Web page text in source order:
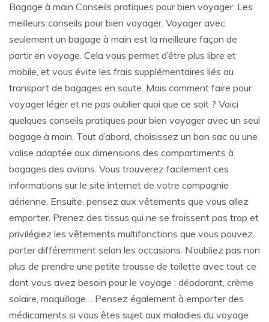
Bagage à main Conseils pratiques pour bien voyager. Les
meilleurs conseils pour bien voyager. Voyager avec
seulement un bagage à main est la meilleure façon de
partir en voyage. Cela vous permet d’être plus libre et
mobile, et vous évite les frais supplémentaires liés au
transport de bagages en soute. Mais comment faire pour
voyager léger et ne pas oublier quoi que ce soit ? Voici
quelques conseils pratiques pour bien voyager avec un seul
bagage à main. Tout d’abord, choisissez un bon sac ou une
valise adaptée aux dimensions des compartiments à
bagages des avions. Vous trouverez facilement ces
informations sur le site internet de votre compagnie
aérienne. Ensuite, pensez aux vêtements que vous allez
emporter. Prenez des tissus qui ne se froissent pas trop et
privilégiez les vêtements multifonctions que vous pouvez
porter différemment selon les occasions. N’oubliez pas non
plus de prendre une petite trousse de toilette avec tout ce
dont vous avez besoin pour le voyage : déodorant, crème
solaire, maquillage… Pensez également à emporter des
médicaments si vous êtes sujet aux maladies du voyage